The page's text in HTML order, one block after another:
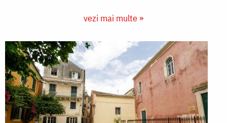
vezi mai multe »